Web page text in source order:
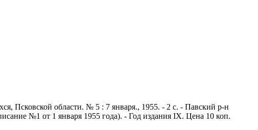
Псковской области. № 5 : 7 января., 1955. - 2 с. - Павский р-н
№1 от 1 января 1955 года). - Год издания IX. Цена 10 коп.